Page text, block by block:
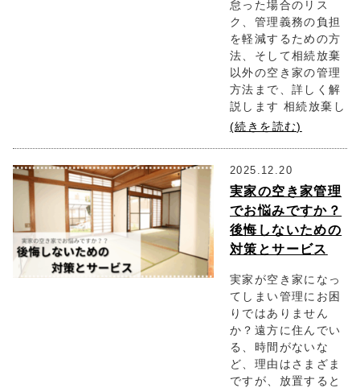
怠った場合のリス
ク、管理義務の負担
を軽減するための方
法、そして相続放棄
以外の空き家の管理
方法まで、詳しく解
説します 相続放棄し
(続きを読む)
2025.12.20
実家の空き家管理
でお悩みですか？
後悔しないための
対策とサービス
実家が空き家になっ
てしまい管理にお困
りではありません
か？遠方に住んでい
る、時間がないな
ど、理由はさまざま
ですが、放置すると